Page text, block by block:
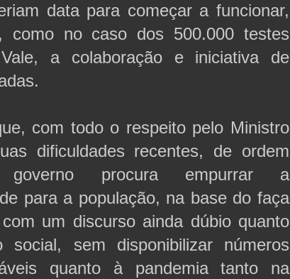
data para começar a funcionar,
como no caso dos 500.000 testes
a colaboração e iniciativa de
com todo o respeito pelo Ministro
dificuldades recentes, de ordem
procura empurrar a
para a população, na base do faça
um discurso ainda dúbio quanto
social, sem disponibilizar números
quanto à pandemia tanto na